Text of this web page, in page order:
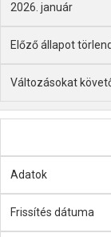
2026. január
Előző állapot
Változásokat
Adatok
Frissítés dátuma